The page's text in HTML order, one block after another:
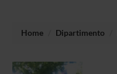
Home Dipartimento